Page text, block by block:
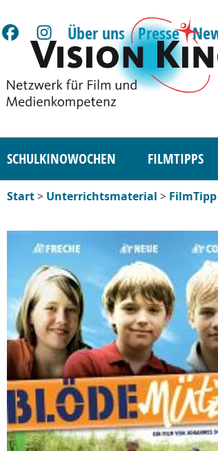
Über uns Presse
SCHULKINOWOCHEN FILMTIPPS
Start> Unterrichtsmaterial >